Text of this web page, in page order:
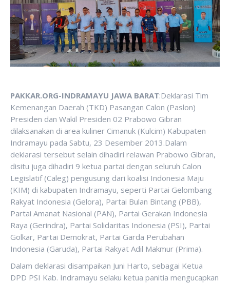
PAKKAR.ORG-INDRAMAYU JAWA BARAT:Deklarasi Tim
Kemenangan Daerah (TKD) Pasangan Calon (Paslon)
Presiden dan Wakil Presiden 02 Prabowo Gibran
dilaksanakan di area kuliner Cimanuk (Kulcim) Kabupaten
Indramayu pada Sabtu, 23 Desember 2013.Dalam
deklarasi tersebut selain dihadiri relawan Prabowo Gibran,
disitu juga dihadiri 9 ketua partai dengan seluruh Calon
Legislatif (Caleg) pengusung dari koalisi Indonesia Maju
(KIM) di kabupaten Indramayu, seperti Partai Gelombang
Rakyat Indonesia (Gelora), Partai Bulan Bintang (PBB),
Partai Amanat Nasional (PAN), Partai Gerakan Indonesia
Raya (Gerindra), Partai Solidaritas Indonesia (PSI), Partai
Golkar, Partai Demokrat, Partai Garda Perubahan
Indonesia (Garuda), Partai Rakyat Adil Makmur (Prima).
Dalam deklarasi disampaikan Juni Harto, sebagai Ketua
DPD PSI Kab. Indramayu selaku ketua panitia mengucapkan